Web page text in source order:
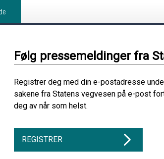
Følg pressemeldinger fra
Registrer deg med din e-postadresse
sakene fra Statens vegvesen på e-post
deg av når som helst.
REGISTRER